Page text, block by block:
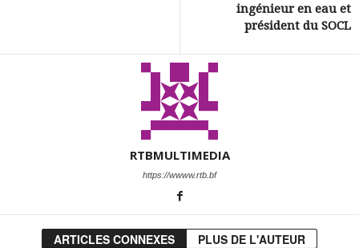
ingénieur en eau et
président du SOCL
RTBMULTIMEDIA
https://wwww.rtb.bf
ARTICLES CONNEXES PLUS DE L'AUTEUR